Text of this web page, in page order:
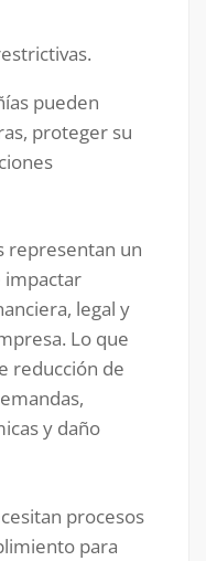
pueden
proteger su
representan un
impactar
legal y
Lo que
reducción de
y daño
procesos
para